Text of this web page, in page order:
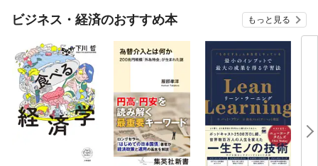
ビジネス・経済のおすすめ本 もっと見る